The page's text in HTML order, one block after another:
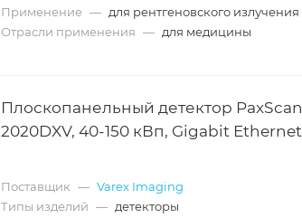
Применение — для рентгеновского излучения
Отрасли применения — для медицины
Плоскопанельный детектор PaxScan
2020DXV, 40-150 кВп, Gigabit Ethernet
Поставщик — Varex Imaging
Типы изделий — детекторы